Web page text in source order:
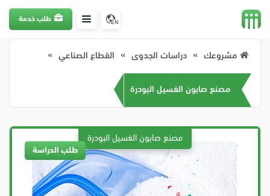
EN طلب خدمة
مشروعك دراسات الجدوى القطاع الصناعي
مصنع صابون الغسيل البودرة
طلب الدراسة